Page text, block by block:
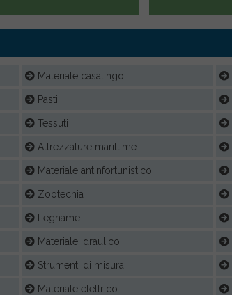
Materiale casalingo
Pasti
Tessuti
Attrezzature marittime
Materiale antinfortunistico
Zootecnia
Legname
Materiale idraulico
Strumenti di misura
Materiale elettrico